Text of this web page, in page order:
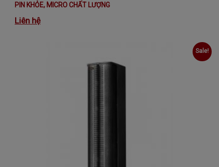
PIN KHỎE, MICRO CHẤT LƯỢNG
Liên hệ
Sale!